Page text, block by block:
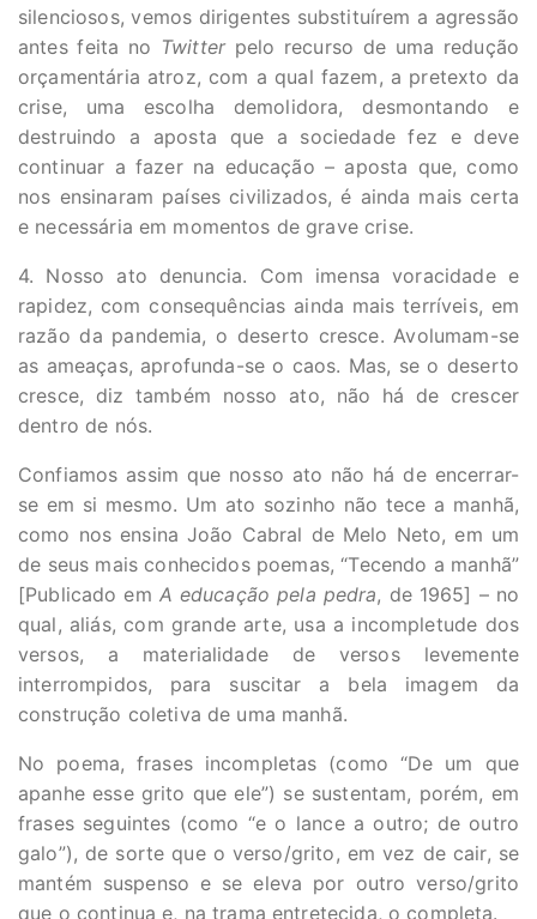
silenciosos, vemos dirigentes substituírem a agressão
antes feita no Twitterpelo recurso de uma redução
orçamentária atroz, com a qual fazem, a pretexto da
crise, uma escolha demolidora, desmontando e
destruindo a aposta que a sociedade fez e deve
continuar a fazer na educação – aposta que, como
nos ensinaram países civilizados, é ainda mais certa
e necessária em momentos de grave crise.
4. Nosso ato denuncia. Com imensa voracidade e
rapidez, com consequências ainda mais terríveis, em
razão da pandemia, o deserto cresce. Avolumam-se
as ameaças, aprofunda-se o caos. Mas, se o deserto
cresce, diz também nosso ato, não há de crescer
dentro de nós.
Confiamos assim que nosso ato não há de encerrar-
se em si mesmo. Um ato sozinho não tece a manhã,
como nos ensina João Cabral de Melo Neto, em um
de seus mais conhecidos poemas, “Tecendo a manhã”
[Publicado em A educação pela pedra, de 1965] – no
qual, aliás, com grande arte, usa a incompletude dos
versos, a materialidade de versos levemente
interrompidos, para suscitar a bela imagem da
construção coletiva de uma manhã.
No poema, frases incompletas (como “De um que
apanhe esse grito que ele”) se sustentam, porém, em
frases seguintes (como “e o lance a outro; de outro
galo”), de sorte que o verso/grito, em vez de cair, se
mantém suspenso e se eleva por outro verso/grito
que o continua e, na trama entretecida, o completa.